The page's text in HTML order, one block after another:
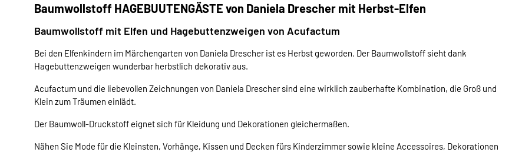
Baumwollstoff HAGEBUUTENGÄSTE von Daniela Drescher mit Herbst-Elfen
Baumwollstoff mit Elfen und Hagebuttenzweigen von Acufactum
Bei den Elfenkindern im Märchengarten von Daniela Drescher ist es Herbst geworden. Der Baumwollstoff sieht dank
Hagebuttenzweigen wunderbar herbstlich dekorativ aus.
Acufactum und die liebevollen Zeichnungen von Daniela Drescher sind eine wirklich zauberhafte Kombination, die Groß und
Klein zum Träumen einlädt.
Der Baumwoll-Druckstoff eignet sich für Kleidung und Dekorationen gleichermaßen.
Nähen Sie Mode für die Kleinsten, Vorhänge, Kissen und Decken fürs Kinderzimmer sowie kleine Accessoires, Dekorationen